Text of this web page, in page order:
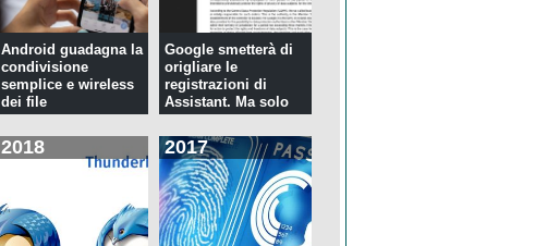
Android guadagna la
condivisione
semplice e wireless
dei file
Google smetterà di
origliare le
registrazioni di
Assistant. Ma solo
per tre...
2018 2017